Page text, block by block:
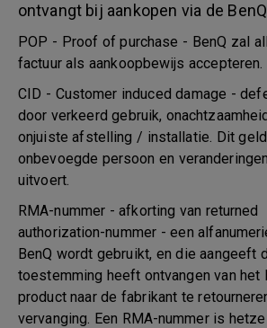
ontvangt bij aankopen via de
POP - Proof of purchase - BenQ zal
factuur als aankoopbewijs accepteren.
CID - Customer induced damage -
door verkeerd gebruik,
onjuiste afstelling / installatie. Dit
onbevoegde persoon en
uitvoert.
RMA-nummer - afkorting van returned
authorization-nummer - een
BenQ wordt gebruikt, en die aangeeft
toestemming heeft ontvangen van het
product naar de fabrikant te
vervanging. Een RMA-nummer is